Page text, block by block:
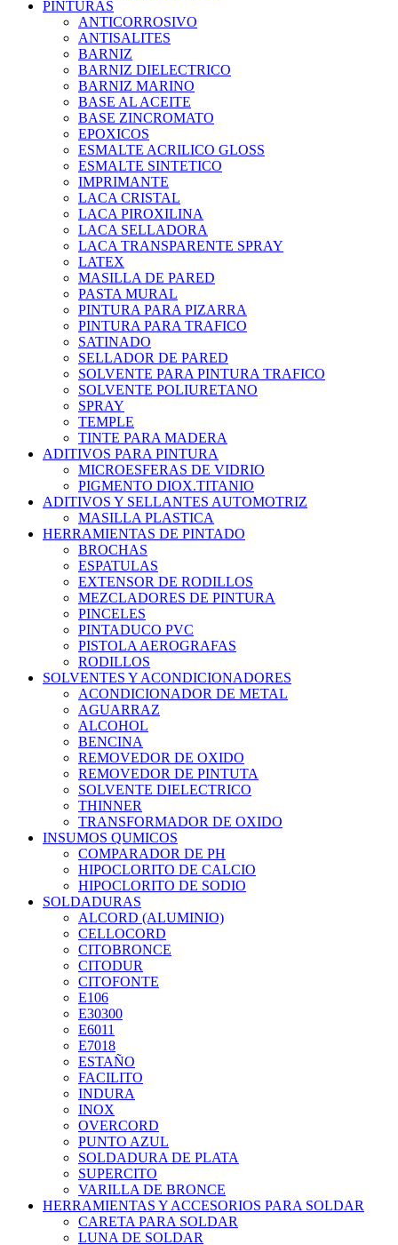
PINTURAS
ANTICORROSIVO
ANTISALITES
BARNIZ
BARNIZ DIELECTRICO
BARNIZ MARINO
BASE AL ACEITE
BASE ZINCROMATO
EPOXICOS
ESMALTE ACRILICO GLOSS
ESMALTE SINTETICO
IMPRIMANTE
LACA CRISTAL
LACA PIROXILINA
LACA SELLADORA
LACA TRANSPARENTE SPRAY
LATEX
MASILLA DE PARED
PASTA MURAL
PINTURA PARA PIZARRA
PINTURA PARA TRAFICO
SATINADO
SELLADOR DE PARED
SOLVENTE PARA PINTURA TRAFICO
SOLVENTE POLIURETANO
SPRAY
TEMPLE
TINTE PARA MADERA
ADITIVOS PARA PINTURA
MICROESFERAS DE VIDRIO
PIGMENTO DIOX.TITANIO
ADITIVOS Y SELLANTES AUTOMOTRIZ
MASILLA PLASTICA
HERRAMIENTAS DE PINTADO
BROCHAS
ESPATULAS
EXTENSOR DE RODILLOS
MEZCLADORES DE PINTURA
PINCELES
PINTADUCO PVC
PISTOLA AEROGRAFAS
RODILLOS
SOLVENTES Y ACONDICIONADORES
ACONDICIONADOR DE METAL
AGUARRAZ
ALCOHOL
BENCINA
REMOVEDOR DE OXIDO
REMOVEDOR DE PINTUTA
SOLVENTE DIELECTRICO
THINNER
TRANSFORMADOR DE OXIDO
INSUMOS QUMICOS
COMPARADOR DE PH
HIPOCLORITO DE CALCIO
HIPOCLORITO DE SODIO
SOLDADURAS
ALCORD (ALUMINIO)
CELLOCORD
CITOBRONCE
CITODUR
CITOFONTE
E106
E30300
E6011
E7018
ESTAÑO
FACILITO
INDURA
INOX
OVERCORD
PUNTO AZUL
SOLDADURA DE PLATA
SUPERCITO
VARILLA DE BRONCE
HERRAMIENTAS Y ACCESORIOS PARA SOLDAR
CARETA PARA SOLDAR
LUNA DE SOLDAR